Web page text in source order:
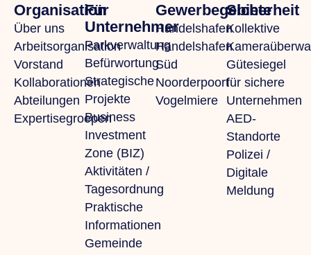
Organisation
Über uns
Arbeitsorganisation
Vorstand
Kollaborationen
Abteilungen
Expertisegroepen
Für
Unternehmer
Parkverwaltung
Befürwortung
Strategische
Projekte
Business
Investment
Zone (BIZ)
Aktivitäten /
Tagesordnung
Praktische
Informationen
Gemeinde
Gewerbegebiete
Handelshafen
Handelshafen
Süd
Noorderpoort
Vogelmiere
Sicherheit
Kollektive
Gütesiegel
für sichere
Unternehmen
AED-
Standorte
Polizei /
Digitale
Meldung